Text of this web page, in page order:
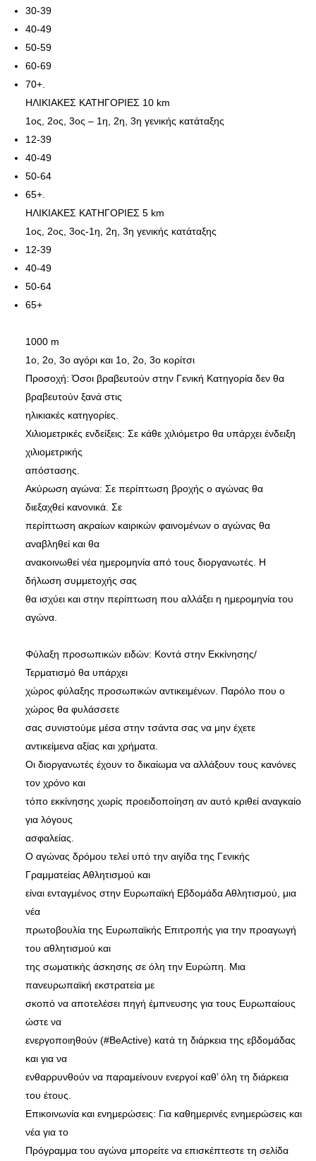
30-39
40-49
50-59
60-69
70+.
ΗΛΙΚΙΑΚΕΣ ΚΑΤΗΓΟΡΙΕΣ 10 km
1ος, 2ος, 3ος – 1η, 2η, 3η γενικής κατάταξης
12-39
40-49
50-64
65+.
ΗΛΙΚΙΑΚΕΣ ΚΑΤΗΓΟΡΙΕΣ 5 km
1ος, 2ος, 3ος-1η, 2η, 3η γενικής κατάταξης
12-39
40-49
50-64
65+
1000 m
1ο, 2ο, 3ο αγόρι και 1ο, 2ο, 3ο κορίτσι
Προσοχή: Όσοι βραβευτούν στην Γενική Κατηγορία δεν θα
βραβευτούν ξανά στις
ηλικιακές κατηγορίες.
Χιλιομετρικές ενδείξεις: Σε κάθε χιλιόμετρο θα υπάρχει ένδειξη
χιλιομετρικής
απόστασης.
Ακύρωση αγώνα: Σε περίπτωση βροχής ο αγώνας θα
διεξαχθεί κανονικά. Σε
περίπτωση ακραίων καιρικών φαινομένων ο αγώνας θα
αναβληθεί και θα
ανακοινωθεί νέα ημερομηνία από τους διοργανωτές. Η
δήλωση συμμετοχής σας
θα ισχύει και στην περίπτωση που αλλάξει η ημερομηνία του
αγώνα.
Φύλαξη προσωπικών ειδών: Kοντά στην Εκκίνησης/
Τερματισμό θα υπάρχει
χώρος φύλαξης προσωπικών αντικειμένων. Παρόλο που ο
χώρος θα φυλάσσετε
σας συνιστούμε μέσα στην τσάντα σας να μην έχετε
αντικείμενα αξίας και χρήματα.
Οι διοργανωτές έχουν το δικαίωμα να αλλάξουν τους κανόνες
τον χρόνο και
τόπο εκκίνησης χωρίς προειδοποίηση αν αυτό κριθεί αναγκαίο
για λόγους
ασφαλείας.
Ο αγώνας δρόμου τελεί υπό την αιγίδα της Γενικής
Γραμματείας Αθλητισμού και
είναι ενταγμένος στην Ευρωπαϊκή Εβδομάδα Αθλητισμού, μια
νέα
πρωτοβουλία της Ευρωπαϊκής Επιτροπής για την προαγωγή
του αθλητισμού και
της σωματικής άσκησης σε όλη την Ευρώπη. Μια
πανευρωπαϊκή εκστρατεία με
σκοπό να αποτελέσει πηγή έμπνευσης για τους Ευρωπαίους
ώστε να
ενεργοποιηθούν (#BeActive) κατά τη διάρκεια της εβδομάδας
και για να
ενθαρρυνθούν να παραμείνουν ενεργοί καθ’ όλη τη διάρκεια
του έτους.
Επικοινωνία και ενημερώσεις: Για καθημερινές ενημερώσεις και
νέα για το
Πρόγραμμα του αγώνα μπορείτε να επισκέπτεστε τη σελίδα